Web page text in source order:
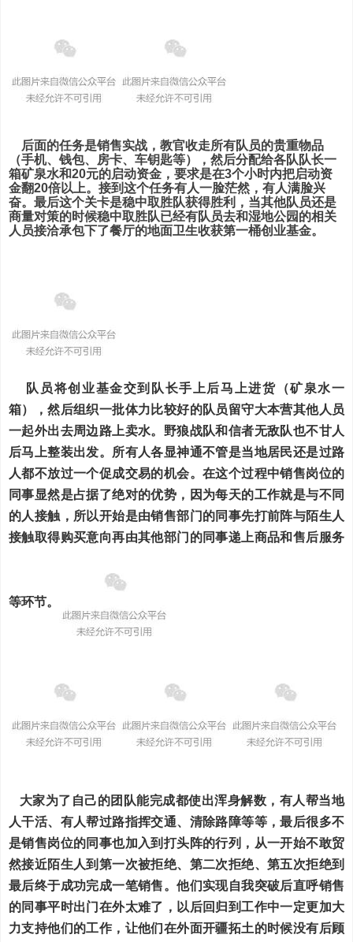
后面的任务是销售实战，教官收走所有队员的贵重物品
（手机、钱包、房卡、车钥匙等），然后分配给各队队长一
箱矿泉水和20元的启动资金，要求是在3个小时内把启动资
金翻20倍以上。接到这个任务有人一脸茫然，有人满脸兴
奋。最后这个关卡是稳中取胜队获得胜利，当其他队员还是
商量对策的时候稳中取胜队已经有队员去和湿地公园的相关
人员接洽承包下了餐厅的地面卫生收获第一桶创业基金。
队员将创业基金交到队长手上后马上进货（矿泉水一
箱），然后组织一批体力比较好的队员留守大本营其他人员
一起外出去周边路上卖水。野狼战队和信者无敌队也不甘人
后马上整装出发。所有人各显神通不管是当地居民还是过路
人都不放过一个促成交易的机会。在这个过程中销售岗位的
同事显然是占据了绝对的优势，因为每天的工作就是与不同
的人接触，所以开始是由销售部门的同事先打前阵与陌生人
接触取得购买意向再由其他部门的同事递上商品和售后服务
等环节。
大家为了自己的团队能完成都使出浑身解数，有人帮当地
人干活、有人帮过路指挥交通、清除路障等等，最后很多不
是销售岗位的同事也加入到打头阵的行列，从一开始不敢贸
然接近陌生人到第一次被拒绝、第二次拒绝、第五次拒绝到
最后终于成功完成一笔销售。他们实现自我突破后直呼销售
的同事平时出门在外太难了，以后回归到工作中一定更加大
力支持他们的工作，让他们在外面开疆拓土的时候没有后顾